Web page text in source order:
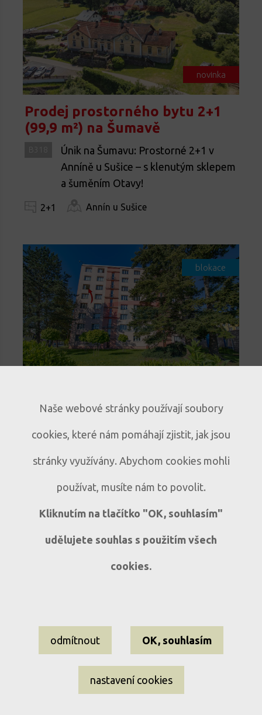
novinka
Prodej prostorného bytu 2+1
(99,9 m²) na Šumavě
Únik na Šumavu: Prostorné 2+1 v
Anníně u Sušice – s klenutým sklepem
a šuměním Otavy!
2+1 Annín u Sušice
blokace
Světlý byt 3+1 s lodžií a
Sušici
B317
Prodej bytu 3+1 s lodžií a
Nastavení cookies
Informace o souborech cookies
Naše webové stránky používají soubory
cookies, které nám pomáhají zjistit, jak jsou
stránky využívány. Abychom cookies mohli
používat, musíte nám to povolit.
Kliknutím na tlačítko "OK, souhlasím"
udělujete souhlas s použitím všech
cookies.
odmítnout OK, souhlasím
nastavení cookies